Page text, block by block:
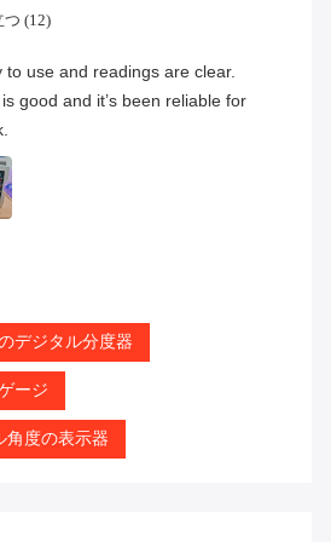
つ (12)
to use and readings are clear.
good and it’s been reliable for
デジタル分度器
ージ
角度の表示器